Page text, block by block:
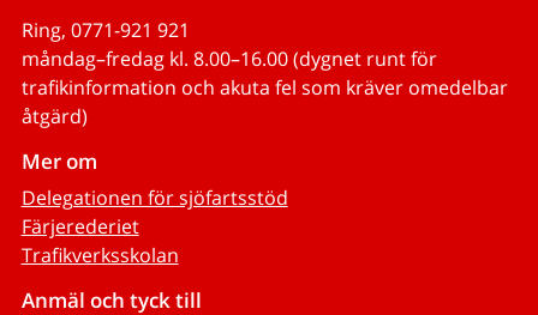
Ring, 0771-921 921
måndag–fredag kl. 8.00–16.00 (dygnet runt för
trafikinformation och akuta fel som kräver omedelbar
åtgärd)
Mer om
Delegationen för sjöfartsstöd
Färjerederiet
Trafikverksskolan
Anmäl och tyck till